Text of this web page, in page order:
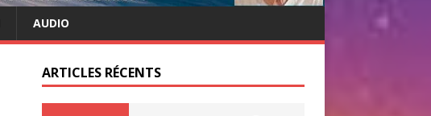
AUDIO
ARTICLES RÉCENTS